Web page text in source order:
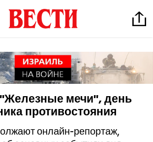
мечи", день
противостояния
онлайн-репортаж,